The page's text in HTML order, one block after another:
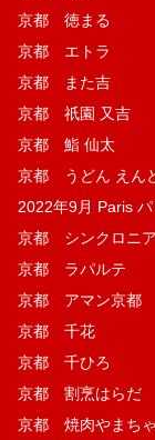
京都 徳まる
京都 エトラ
京都 また吉
京都 祇園 又吉
京都 鮨 仙太
京都 うどん えん
2022年9月 Paris パ
京都 シンクロニ
京都 ラパルテ
京都 アマン京都
京都 千花
京都 千ひろ
京都 割烹はらだ
京都 焼肉やまち